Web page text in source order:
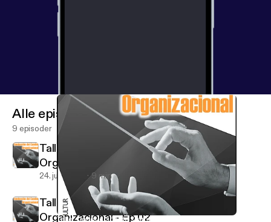
Taller Conducción del Cambio Organizacional - Ep 01
Alle episoder
9 episoder
Taller Conducción del Cambio
Organizacional - Ep 03
24. juni 2014 9 min
Taller Conducción del Cambio
Organizacional - Ep 02